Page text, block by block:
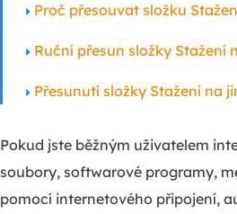
Proč přesouvat složku
Ruční přesun složky Stažení
Přesunutí složky Stažení na
Pokud jste běžným uživatelem
soubory, softwarové programy,
pomocí internetového připojení,